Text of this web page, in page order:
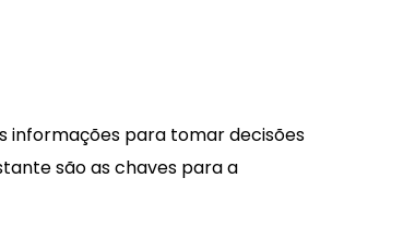
informações para tomar decisões
são as chaves para a